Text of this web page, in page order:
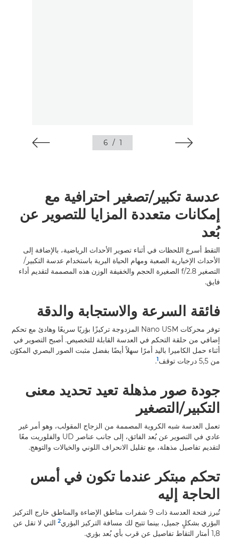
1
/
6
عدسة تكبير/تصغير احترافية مع
إمكانات متعددة المزايا للتصوير عن
بُعد
التقط أسرع اللحظات في أثناء تصوير الأحداث الرياضية، بالإضافة إلى
الأحداث الإخبارية الصعبة ومهام الحياة البرية باستخدام عدسة التكبير/
التصغير f/2.8 الصغيرة الحجم والخفيفة الوزن هذه المصممة لتقديم أداء
فايق.
فائقة السرعة والاستجابة والدقة
توفر محركات Nano USM المزدوجة تركيزًا بؤريًا سريعًا وهادئ مع تحكم
إضافي من حلقة التحكم في العدسة القابلة للتخصيص. أصبح التصوير في
أثناء حمل الكاميرا باليد أمرًا سهلاً أيضًا بفضل مثبت الصور البصري المكوّن
من 5,5 درجات توقف
1
.
جودة صور مذهلة تعيد تحديد معنى
التكبير/التصغير
تعمل العدسة شبه الكروية المصممة من الزجاج المقولب، وهو أمر غير
عادي في التصوير عن بُعد الفائق، إلى جانب عناصر UD والفلوريت معًا
لتقديم تفاصيل مذهلة، مع تقليل الانحراف اللوني والخيالات والتوهج.
تحكم مبتكر عندما تكون في أمس
الحاجة إليه
تُبرز فتحة العدسة ذات 9 شفرات مناطق الإضاءة والمناطق خارج التركيز
البؤري بشكلٍ جميل، بينما تتيح لك مسافة التركيز البؤري2 التي لا تقل عن
1,8 أمتار التقاط تفاصيل عن قرب بأي بُعد بؤري.